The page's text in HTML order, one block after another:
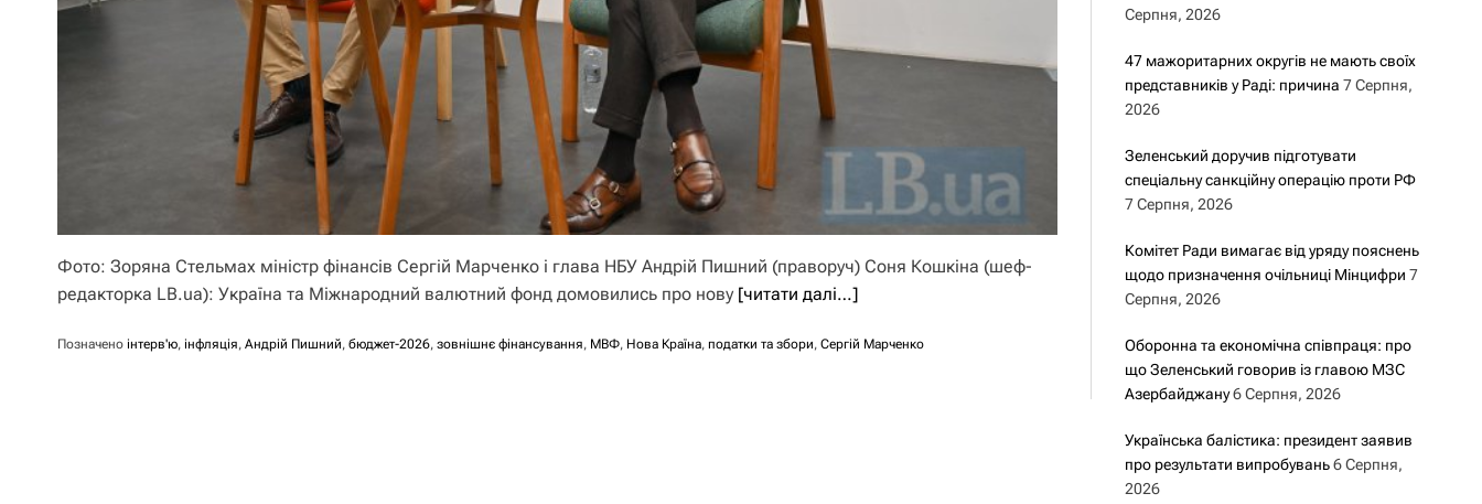
Фото: Зоряна Стельмах міністр фінансів Сергій Марченко і глава НБУ Андрій Пишний (праворуч) Соня Кошкіна (шеф-
редакторка LB.ua): Україна та Міжнародний валютний фонд домовились про нову [читати далі…]
Позначено інтерв'ю, інфляція, Андрій Пишний, бюджет-2026, зовнішнє фінансування, МВФ, Нова Країна, податки та збори, Сергій Марченко
Серпня, 2026
47 мажоритарних округів не мають своїх
представників у Раді: причина 7 Серпня,
2026
Зеленський доручив підготувати
спеціальну санкційну операцію проти РФ
7 Серпня, 2026
Комітет Ради вимагає від уряду пояснень
щодо призначення очільниці Мінцифри 7
Серпня, 2026
Оборонна та економічна співпраця: про
що Зеленський говорив із главою МЗС
Азербайджану 6 Серпня, 2026
Українська балістика: президент заявив
про результати випробувань 6 Серпня,
2026